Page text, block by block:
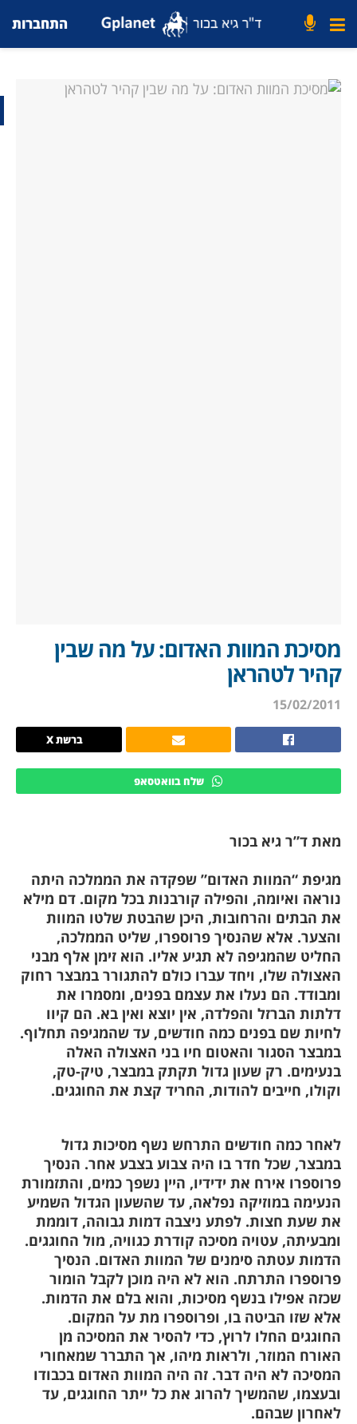
התחברות
מסיכת המוות האדום: על מה שבין
קהיר לטהראן
15/02/2011
ברשת X
שלח בוואטסאפ
מאת ד”ר גיא בכור
מגיפת “המוות האדום” שפקדה את הממלכה היתה
נוראה ואיומה, והפילה קורבנות בכל מקום. דם מילא
את הבתים והרחובות, היכן שהבטת שלטו המוות
והצער. אלא שהנסיך פרוספרו, שליט הממלכה,
החליט שהמגיפה לא תגיע אליו. הוא זימן אלף מבני
האצולה שלו, ויחד עברו כולם להתגורר במבצר רחוק
ומבודד. הם נעלו את עצמם בפנים, ומסמרו את
דלתות הברזל והפלדה, אין יוצא ואין בא. הם קיוו
לחיות שם בפנים כמה חודשים, עד שהמגיפה תחלוף.
במבצר הסגור והאטום חיו בני האצולה האלה
בנעימים. רק שעון גדול תקתק במבצר, טיק-טק,
וקולו, חייבים להודות, החריד קצת את החוגגים.
לאחר כמה חודשים התרחש נשף מסיכות גדול
במבצר, שכל חדר בו היה צבוע בצבע אחר. הנסיך
פרוספרו אירח את ידידיו, היין נשפך כמים, והתזמורת
הנעימה במוזיקה נפלאה, עד שהשעון הגדול השמיע
את שעת חצות. לפתע ניצבה דמות גבוהה, דוממת
ומבעיתה, עטויה מסיכה קודרת כגוויה, מול החוגגים.
הדמות עטתה סימנים של המוות האדום. הנסיך
פרוספרו התרתח. הוא לא היה מוכן לקבל הומור
שכזה אפילו בנשף מסיכות, והוא בלם את הדמות.
אלא שזו הביטה בו, ופרוספרו מת על המקום.
החוגגים החלו לרוץ, כדי להסיר את המסיכה מן
האורח המוזר, ולראות מיהו, אך התברר שמאחורי
המסיכה לא היה דבר. זה היה המוות האדום בכבודו
ובעצמו, שהמשיך להרוג את כל ייתר החוגגים, עד
לאחרון שבהם.